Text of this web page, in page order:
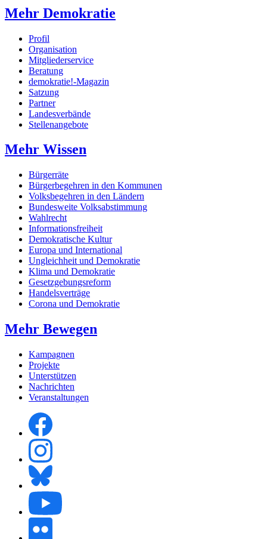
Mehr Demokratie
Profil
Organisation
Mitgliederservice
Beratung
demokratie!-Magazin
Satzung
Partner
Landesverbände
Stellenangebote
Mehr Wissen
Bürgerräte
Bürgerbegehren in den Kommunen
Volksbegehren in den Ländern
Bundesweite Volksabstimmung
Wahlrecht
Informationsfreiheit
Demokratische Kultur
Europa und International
Ungleichheit und Demokratie
Klima und Demokratie
Gesetzgebungsreform
Handelsverträge
Corona und Demokratie
Mehr Bewegen
Kampagnen
Projekte
Unterstützen
Nachrichten
Veranstaltungen